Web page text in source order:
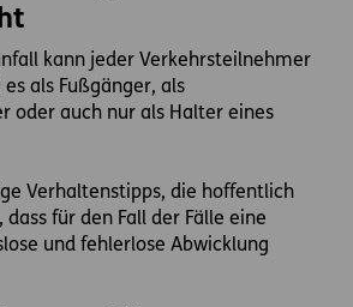
kann jeder Verkehrsteilnehmer
als Fußgänger, als
oder auch nur als Halter eines
Verhaltenstipps, die hoffentlich
für den Fall der Fälle eine
und fehlerlose Abwicklung